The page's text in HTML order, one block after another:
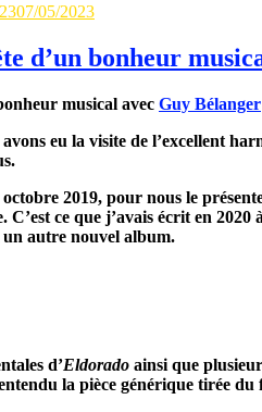
07/05/2023
d’un bonheur
musical avec Guy Bélanger
eu la visite de l’excellent
2019, pour nous le
C’est ce que j’avais écrit en
autre nouvel album.
d’Eldorado ainsi que
la pièce générique tirée